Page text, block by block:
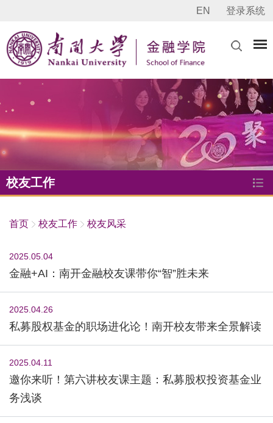
EN 登录系统
校友工作
首页 校友工作 校友风采
2025.05.04
金融+AI：南开金融校友课带你“智”胜未来
2025.04.26
私募股权基金的职场进化论！南开校友带来全景解读
2025.04.11
邀你来听！第六讲校友课主题：私募股权投资基金业
务浅谈